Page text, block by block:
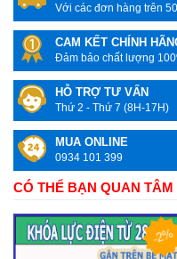
Với các đơn hàng trên
CAM KẾT CHÍNH
Đảm bảo chất lượng
HỖ TRỢ TƯ VẤN
Thứ 2 - Thứ 7 (8H-17H)
MUA ONLINE
0934 101 399
CÓ THỂ BẠN QUAN TÂM
-2%